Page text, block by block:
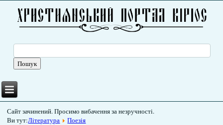
Сайт зачинений. Просимо вибачення за незручності.
Ви тут:Література Поезія